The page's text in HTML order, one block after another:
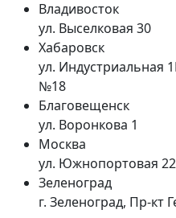
Владивосток
ул. Выселковая 30
Хабаровск
ул. Индустриальная
№18
Благовещенск
ул. Воронкова 1
Москва
ул. Южнопортовая
Зеленоград
г. Зеленоград, Пр-кт